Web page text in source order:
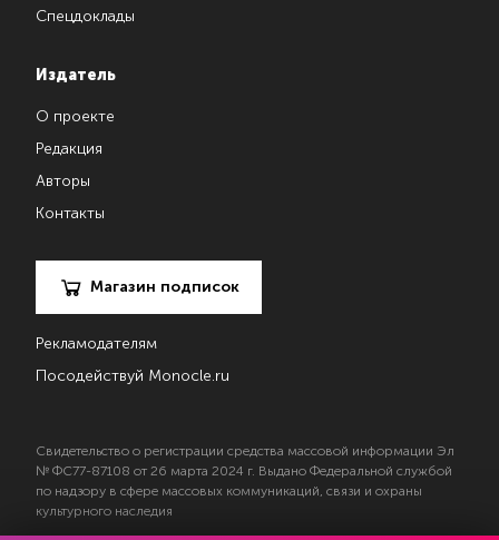
Спецдоклады
Издатель
О проекте
Редакция
Авторы
Контакты
Магазин подписок
Рекламодателям
Посодействуй Monocle.ru
Свидетельство о регистрации средства массовой информации Эл
№ ФС77-87108 от 26 марта 2024 г. Выдано Федеральной службой
по надзору в сфере массовых коммуникаций, связи и охраны
культурного наследия